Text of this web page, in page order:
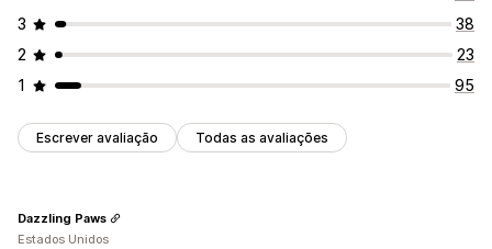
3
38
2
23
1
95
Escrever avaliação Todas as avaliações
Dazzling Paws
Estados Unidos